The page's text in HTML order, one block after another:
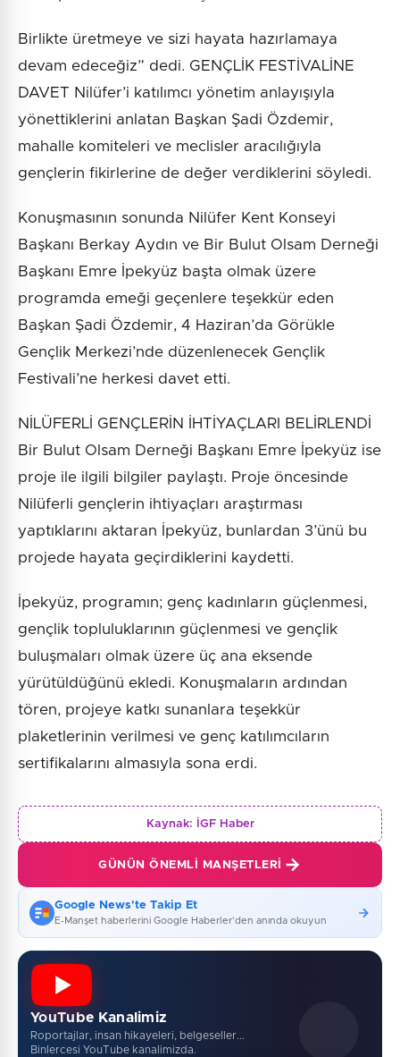
Birlikte üretmeye ve sizi hayata hazırlamaya
devam edeceğiz” dedi. GENÇLİK FESTİVALİNE
DAVET Nilüfer’i katılımcı yönetim anlayışıyla
yönettiklerini anlatan Başkan Şadi Özdemir,
mahalle komiteleri ve meclisler aracılığıyla
gençlerin fikirlerine de değer verdiklerini söyledi.
Konuşmasının sonunda Nilüfer Kent Konseyi
Başkanı Berkay Aydın ve Bir Bulut Olsam Derneği
Başkanı Emre İpekyüz başta olmak üzere
programda emeği geçenlere teşekkür eden
Başkan Şadi Özdemir, 4 Haziran’da Görükle
Gençlik Merkezi’nde düzenlenecek Gençlik
Festivali’ne herkesi davet etti.
NİLÜFERLİ GENÇLERİN İHTİYAÇLARI BELİRLENDİ
Bir Bulut Olsam Derneği Başkanı Emre İpekyüz ise
proje ile ilgili bilgiler paylaştı. Proje öncesinde
Nilüferli gençlerin ihtiyaçları araştırması
yaptıklarını aktaran İpekyüz, bunlardan 3’ünü bu
projede hayata geçirdiklerini kaydetti.
İpekyüz, programın; genç kadınların güçlenmesi,
gençlik topluluklarının güçlenmesi ve gençlik
buluşmaları olmak üzere üç ana eksende
yürütüldüğünü ekledi. Konuşmaların ardından
tören, projeye katkı sunanlara teşekkür
plaketlerinin verilmesi ve genç katılımcıların
sertifikalarını almasıyla sona erdi.
Kaynak: İGF Haber
GÜNÜN ÖNEMLI MANŞETLERI
Google News'te Takip Et
E-Manşet haberlerini Google Haberler'den anında okuyun
YouTube Kanalimiz
Roportajlar, insan hikayeleri, belgeseller...
Binlercesi YouTube kanalimizda.